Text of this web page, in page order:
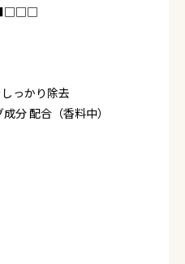
っかり除去
分 配合（香料中）